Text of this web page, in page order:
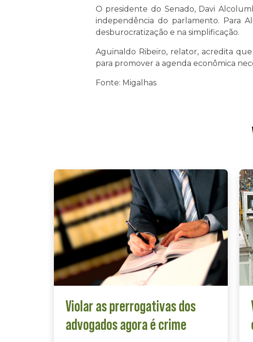
O presidente do Senado, Davi
independência do parlamento. Para
desburocratização e na simplificação.
Aguinaldo Ribeiro, relator, acredita
para promover a agenda econômica
Fonte: Migalhas
Violar as prerrogativas dos
advogados agora é crime